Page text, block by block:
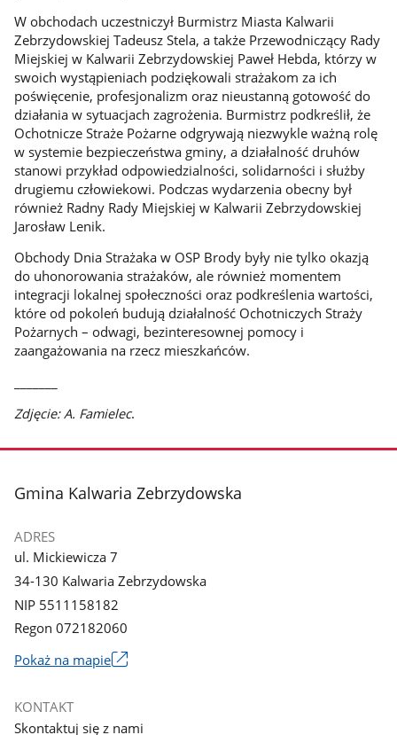
W obchodach uczestniczył Burmistrz Miasta Kalwarii
Zebrzydowskiej Tadeusz Stela, a także Przewodniczący Rady
Miejskiej w Kalwarii Zebrzydowskiej Paweł Hebda, którzy w
swoich wystąpieniach podziękowali strażakom za ich
poświęcenie, profesjonalizm oraz nieustanną gotowość do
działania w sytuacjach zagrożenia. Burmistrz podkreślił, że
Ochotnicze Straże Pożarne odgrywają niezwykle ważną rolę
w systemie bezpieczeństwa gminy, a działalność druhów
stanowi przykład odpowiedzialności, solidarności i służby
drugiemu człowiekowi. Podczas wydarzenia obecny był
również Radny Rady Miejskiej w Kalwarii Zebrzydowskiej
Jarosław Lenik.
Obchody Dnia Strażaka w OSP Brody były nie tylko okazją
do uhonorowania strażaków, ale również momentem
integracji lokalnej społeczności oraz podkreślenia wartości,
które od pokoleń budują działalność Ochotniczych Straży
Pożarnych – odwagi, bezinteresownej pomocy i
zaangażowania na rzecz mieszkańców.
Zdjęcie: A. Famielec.
stopka
Gmina Kalwaria Zebrzydowska
ADRES
ul. Mickiewicza 7
34-130 Kalwaria Zebrzydowska
NIP 5511158182
Regon 072182060
Pokaż na mapieLink
KONTAKT
Skontaktuj się z nami